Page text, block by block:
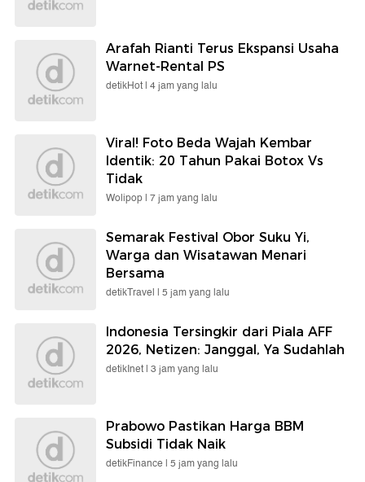
Arafah Rianti Terus Ekspansi Usaha
Warnet-Rental PS
detikHot | 4 jam yang lalu
Viral! Foto Beda Wajah Kembar
Identik: 20 Tahun Pakai Botox Vs
Tidak
Wolipop | 7 jam yang lalu
Semarak Festival Obor Suku Yi,
Warga dan Wisatawan Menari
Bersama
detikTravel | 5 jam yang lalu
Indonesia Tersingkir dari Piala AFF
2026, Netizen: Janggal, Ya Sudahlah
detikInet | 3 jam yang lalu
Prabowo Pastikan Harga BBM
Subsidi Tidak Naik
detikFinance | 5 jam yang lalu